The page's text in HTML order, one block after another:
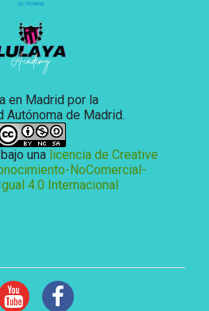
en Madrid por la
Autónoma de Madrid.
una licencia de Creative
NoComercial-
4.0 Internacional